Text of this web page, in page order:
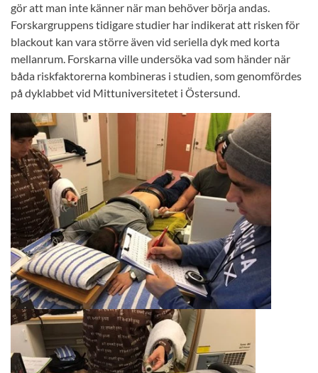
gör att man inte känner när man behöver börja andas.
Forskargruppens tidigare studier har indikerat att risken för
blackout kan vara större även vid seriella dyk med korta
mellanrum. Forskarna ville undersöka vad som händer när
båda riskfaktorerna kombineras i studien, som genomfördes
på dyklabbet vid Mittuniversitetet i Östersund.